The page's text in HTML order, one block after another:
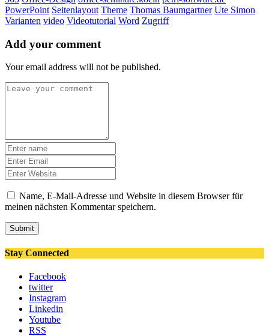
PowerPoint Seitenlayout Theme Thomas Baumgartner Ute Simon
Varianten video Videotutorial Word Zugriff
Add your comment
Your email address will not be published.
Name, E-Mail-Adresse und Website in diesem Browser für
meinen nächsten Kommentar speichern.
Submit
Stay Connected
Facebook
twitter
Instagram
Linkedin
Youtube
RSS